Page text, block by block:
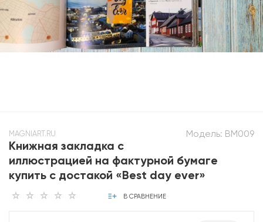
Модель: BM009
MAGNIART.RU
Книжная закладка с
иллюстрацией на фактурной бумаге
купить с достакой «Best day ever»
В СРАВНЕНИЕ